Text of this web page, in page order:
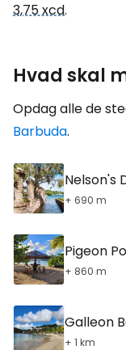
3,75 xcd.
Hvad skal
Opdag alle de
Barbuda.
Nelson's
+ 690 m
Pigeon
+ 860 m
Galleon
+ 1 km